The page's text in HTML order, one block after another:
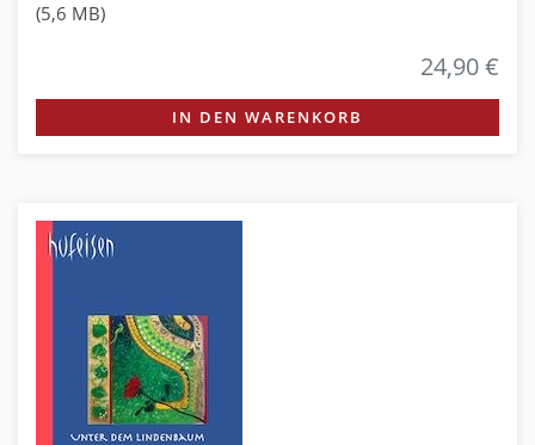
(5,6 MB)
24,90 €
IN DEN WARENKORB